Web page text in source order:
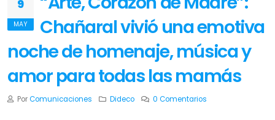
9
MAY
Chañaral vivió una emotiva
noche de homenaje, música y
amor para todas las mamás
PorComunicaciones Dideco 0 Comentarios